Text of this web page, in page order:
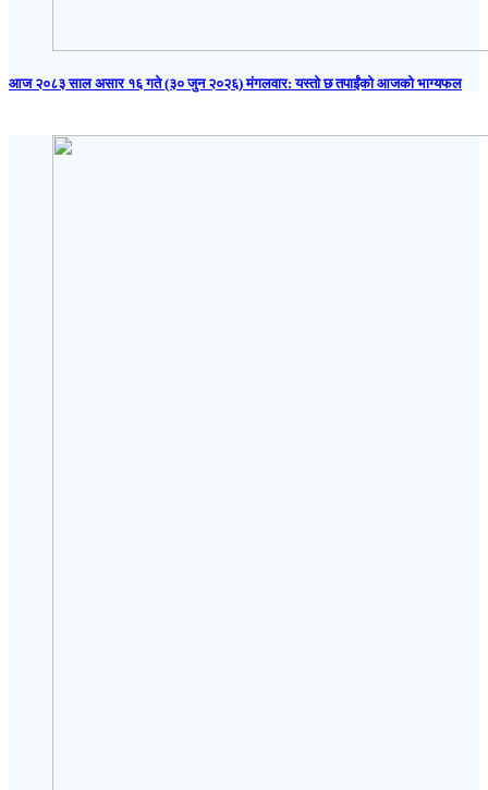
आज २०८३ साल असार १६ गते (३० जुन २०२६) मंगलवार: यस्तो छ तपाईंको आजको भाग्यफल